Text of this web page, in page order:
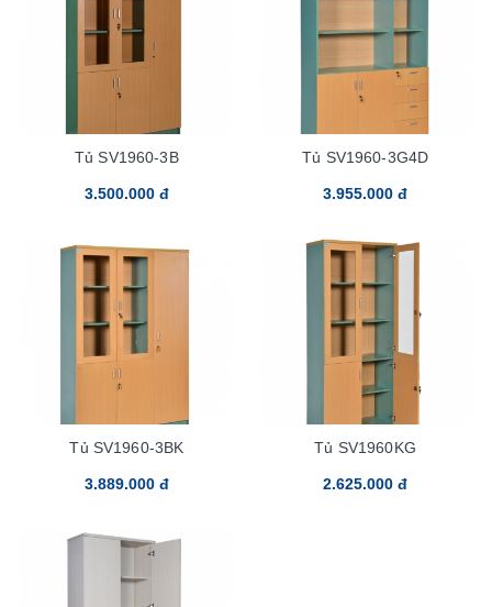
Tủ SV1960-3B
3.500.000 đ
Tủ SV1960-3G4D
3.955.000 đ
Tủ SV1960-3BK
3.889.000 đ
Tủ SV1960KG
2.625.000 đ